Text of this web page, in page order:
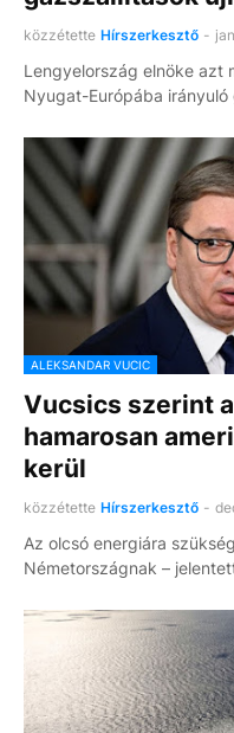
közzétette Hírszerkesztő -
Lengyelország elnöke azt
Nyugat-Európába
ALEKSANDAR VUCIC
Vucsics szerint
hamarosan
kerül
közzétette Hírszerkesztő -
Az olcsó energiára
Németországnak –